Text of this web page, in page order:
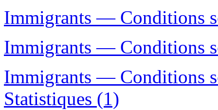
Immigrants — Conditions
Immigrants — Conditions
Immigrants — Conditions
Statistiques (1)